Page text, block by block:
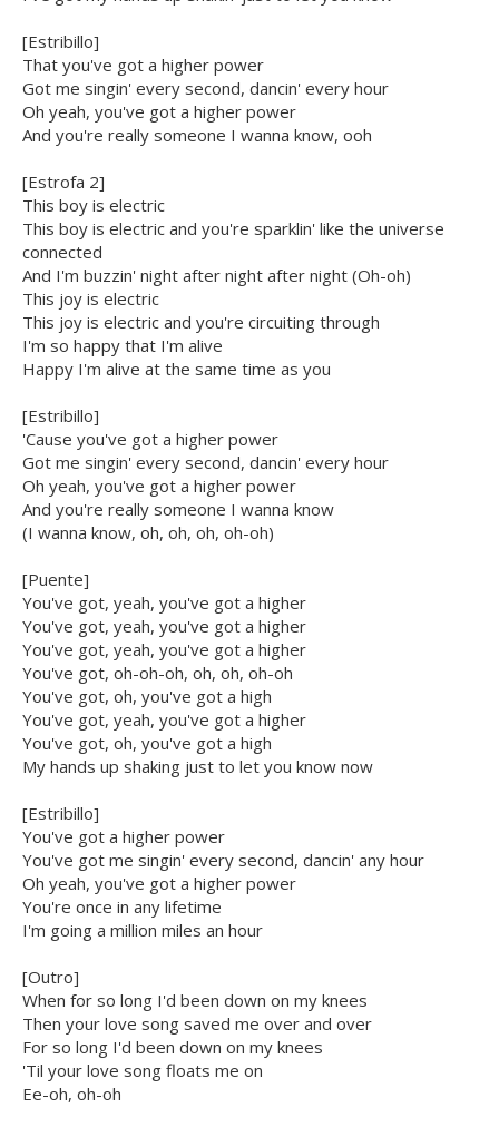
[Estribillo]
That you've got a higher power
Got me singin' every sеcond, dancin' every hour
Oh yeah, you'vе got a higher power
And you're really someone I wanna know, ooh
[Estrofa 2]
This boy is electric
This boy is electric and you're sparklin' like the universe
connected
And I'm buzzin' night after night after night (Oh-oh)
This joy is electric
This joy is electric and you're circuiting through
I'm so happy that I'm alive
Happy I'm alive at the same time as you
[Estribillo]
'Cause you've got a higher power
Got me singin' every second, dancin' every hour
Oh yeah, you've got a higher power
And you're really someone I wanna know
(I wanna know, oh, oh, oh, oh-oh)
[Puente]
You've got, yeah, you've got a higher
You've got, yeah, you've got a higher
You've got, yeah, you've got a higher
You've got, oh-oh-oh, oh, oh, oh-oh
You've got, oh, you've got a high
You've got, yeah, you've got a higher
You've got, oh, you've got a high
My hands up shaking just to let you know now
[Estribillo]
You've got a higher power
You've got me singin' every second, dancin' any hour
Oh yeah, you've got a higher power
You're once in any lifetime
I'm going a million miles an hour
[Outro]
When for so long I'd been down on my knees
Then your love song saved me over and over
For so long I'd been down on my knees
'Til your love song floats me on
Ee-oh, oh-oh